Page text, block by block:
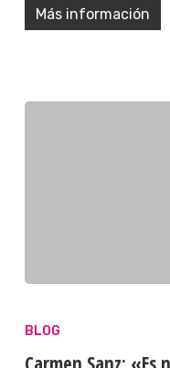
Más información
BLOG